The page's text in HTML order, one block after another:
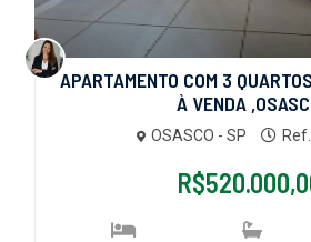
APARTAMENTO COM 3
À VENDA
OSASCO - SP